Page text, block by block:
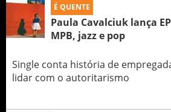
É QUENTE
Paula Cavalciuk lança
MPB, jazz e pop
Single conta história de
lidar com o autoritarismo